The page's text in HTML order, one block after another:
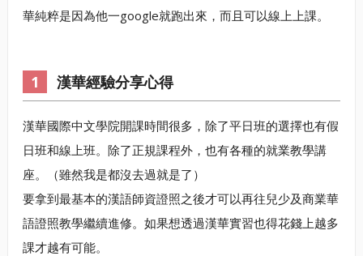
華純粹是因為他一google就跑出來，而且可以線上上課。
漢華經驗分享心得
漢華國際中文學院開課時間很多，除了平日班的選擇也有假
日班和線上班。除了正規課程外，也有各種的就業教學講
座。（雖然我是都沒去過就是了）
要拿到最基本的漢語師資證照之後才可以再往兒少及商業華
語證照教學繼續進修。如果想透過漢華實習也得花錢上越多
課才越有可能。